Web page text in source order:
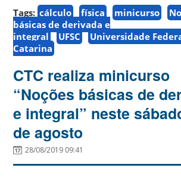
Tags: cálculo física minicurso
básicas de derivada e
integral
UFSC
Universidade
Catarina
CTC realiza minicurso
“Noções básicas de
e integral” neste
de agosto
28/08/2019 09:41